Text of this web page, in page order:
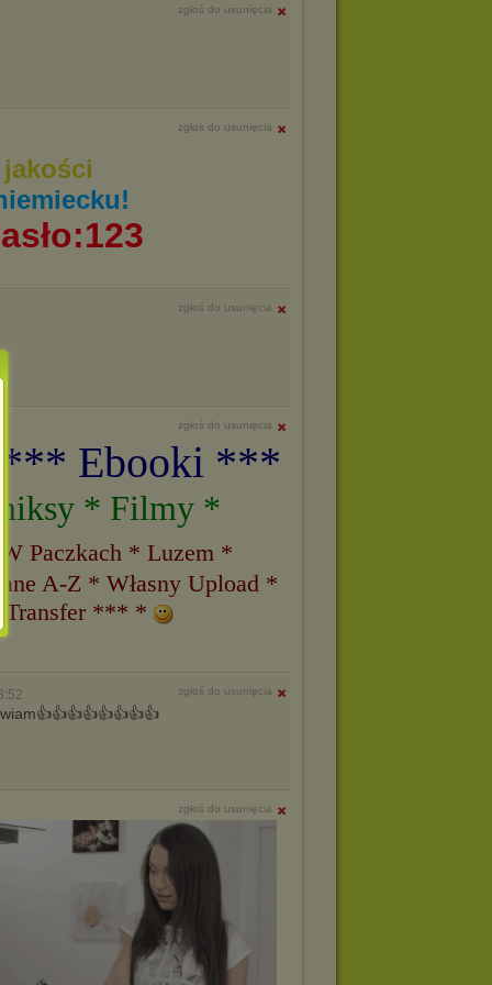
zgłoś do usunięcia
zgłoś do usunięcia
jakości
zgłoś do usunięcia
zgłoś do usunięcia
Ebooki ***
* Filmy *
Paczkach * Luzem *
A-Z * Własny Upload *
Transfer *** *
zgłoś do usunięcia
zgłoś do usunięcia